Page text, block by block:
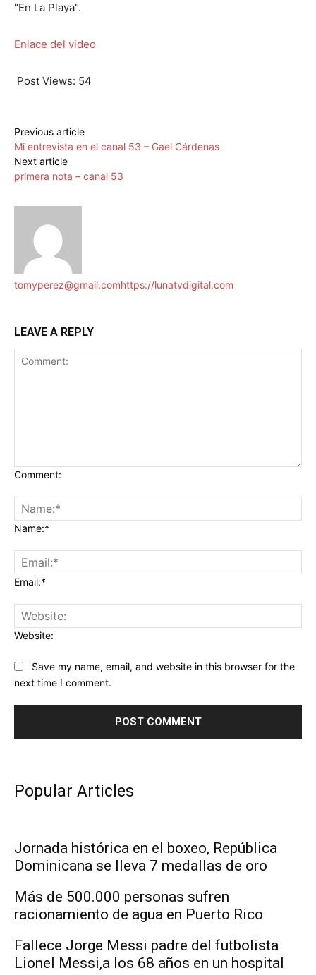
"En La Playa".
Enlace del video
Post Views: 54
Previous article
Mi entrevista en el canal 53 – Gael Cárdenas
Next article
primera nota – canal 53
tomyperez@gmail.comhttps://lunatvdigital.com
LEAVE A REPLY
Comment:
Name:*
Email:*
Website:
Save my name, email, and website in this browser for the
next time I comment.
Popular Articles
Jornada histórica en el boxeo, República
Dominicana se lleva 7 medallas de oro
Más de 500.000 personas sufren
racionamiento de agua en Puerto Rico
Fallece Jorge Messi padre del futbolista
Lionel Messi,a los 68 años en un hospital